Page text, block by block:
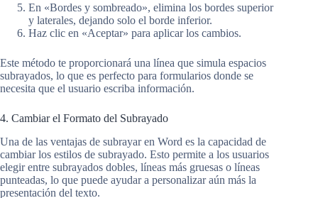
En «Bordes y sombreado», elimina los bordes superior
y laterales, dejando solo el borde inferior.
Haz clic en «Aceptar» para aplicar los cambios.
Este método te proporcionará una línea que simula espacios
subrayados, lo que es perfecto para formularios donde se
necesita que el usuario escriba información.
4. Cambiar el Formato del Subrayado
Una de las ventajas de subrayar en Word es la capacidad de
cambiar los estilos de subrayado. Esto permite a los usuarios
elegir entre subrayados dobles, líneas más gruesas o líneas
punteadas, lo que puede ayudar a personalizar aún más la
presentación del texto.